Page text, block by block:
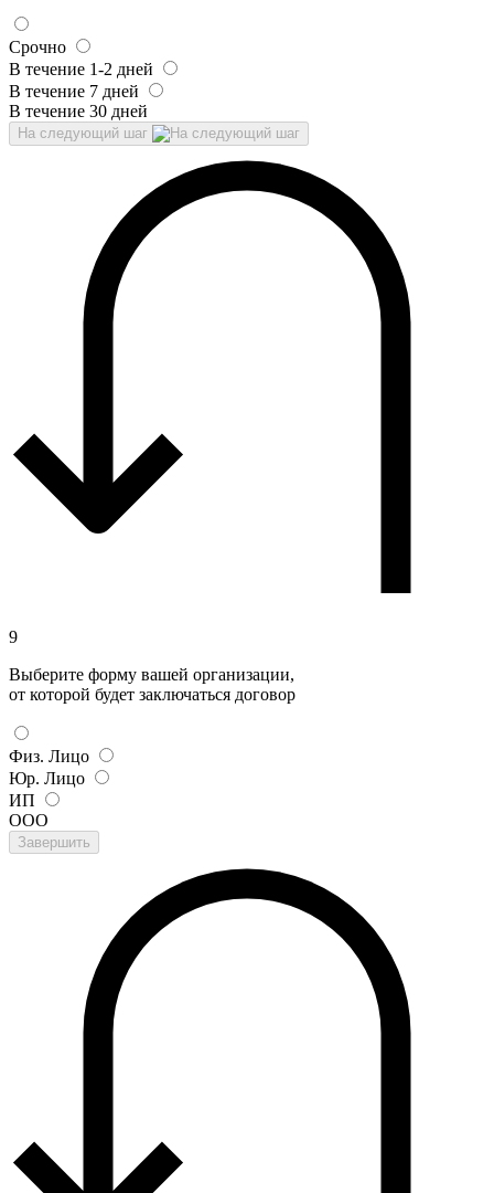
Срочно
В течение 1-2 дней
В течение 7 дней
В течение 30 дней
На следующий шаг
9
Выберите форму вашей организации,
от которой будет заключаться договор
Физ. Лицо
Юр. Лицо
ИП
ООО
Завершить